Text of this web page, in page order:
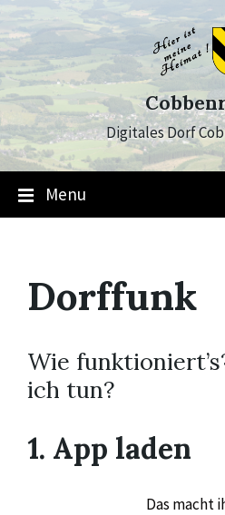
Skip
to
content
Skip
to
main
navigation
Skip
to
footer
Digitales Dorf
Menu
Dorffunk
Wie
ich tun?
1. App laden
Das macht